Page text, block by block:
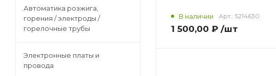
Автоматика розжига,
горения / электроды /
горелочные трубы
Электронные платы и
провода
В наличии Арт.: 5214630
1 500,00 ₽ /шт
Распродажа / Товар со скидкой
/ Уцененный товар